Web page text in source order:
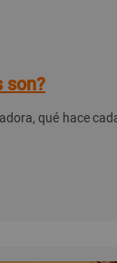
son?
qué hace